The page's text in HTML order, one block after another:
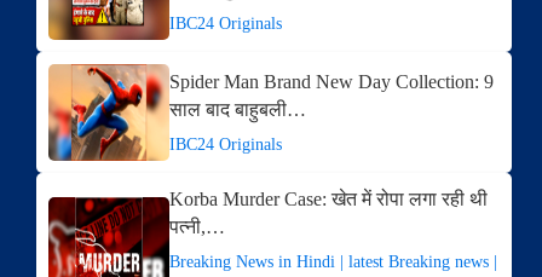
IBC24 Originals
Spider Man Brand New Day Collection: 9
साल बाद बाहुबली…
IBC24 Originals
Korba Murder Case: खेत में रोपा लगा रही थी
पत्नी,…
Breaking News in Hindi | latest Breaking news |